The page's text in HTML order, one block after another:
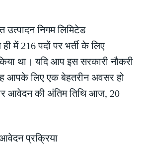
उत्पादन निगम लिमिटेड
में 216 पदों पर भर्ती के लिए
था। यदि आप इस सरकारी नौकरी
आपके लिए एक बेहतरीन अवसर हो
आवेदन की अंतिम तिथि आज, 20
प्रक्रिया